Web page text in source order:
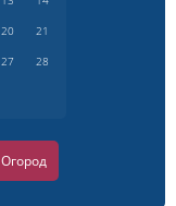
20
21
27
28
Огород